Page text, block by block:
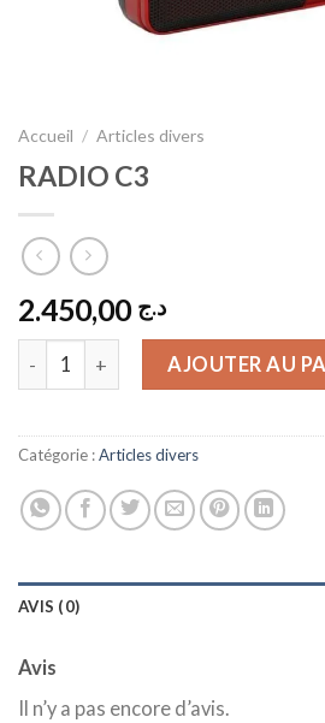
Accueil / Articles divers
RADIO C3
د.ج 2.450,00
quantité de RADIO C3
AJOUTER AU
Catégorie :Articles divers
AVIS (0)
Avis
Il n’y a pas encore d’avis.